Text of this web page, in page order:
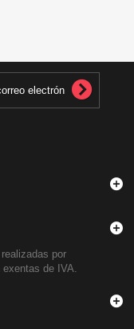
por
exentas de IVA.